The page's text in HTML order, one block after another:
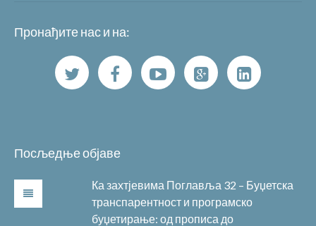
Пронађите нас и на:
Посљедње објаве
Ка захтјевима Поглавља 32 – Буџетска
транспарентност и програмско
буџетирање: од прописа до